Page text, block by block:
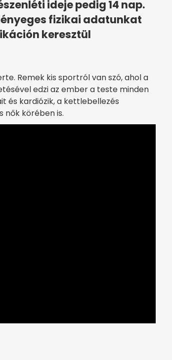
ideje pedig 14 nap.
fizikai adatunkat
keresztül
Remek kis sportról van szó, ahol a
edzi az ember a teste minden
és kardiózik, a kettlebellezés
nők körében is.